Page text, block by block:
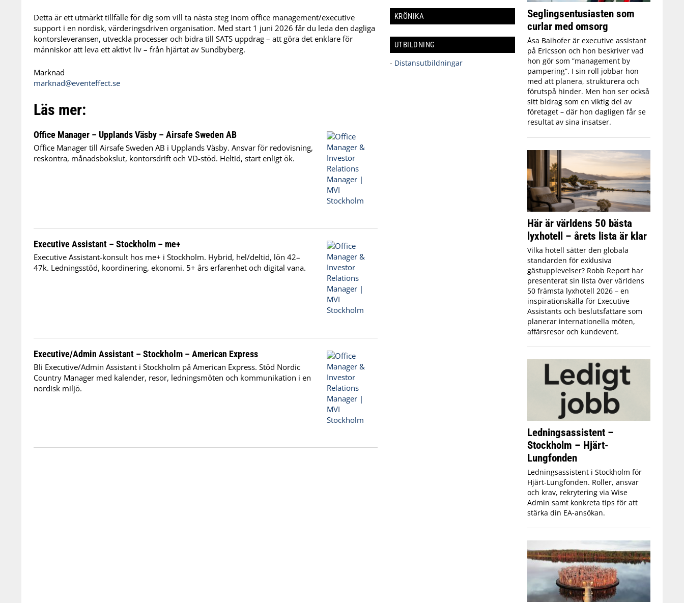
Detta är ett utmärkt tillfälle för dig som vill ta nästa steg inom office management/executive
support i en nordisk, värderingsdriven organisation. Med start 1 juni 2026 får du leda den dagliga
kontorsleveransen, utveckla processer och bidra till SATS uppdrag – att göra det enklare för
människor att leva ett aktivt liv – från hjärtat av Sundbyberg.
Marknad
marknad@eventeffect.se
Läs mer:
Office Manager – Upplands Väsby – Airsafe Sweden AB
Office Manager till Airsafe Sweden AB i Upplands Väsby. Ansvar för redovisning,
reskontra, månadsbokslut, kontorsdrift och VD-stöd. Heltid, start enligt ök.
Executive Assistant – Stockholm – me+
Executive Assistant-konsult hos me+ i Stockholm. Hybrid, hel/deltid, lön 42–
47k. Ledningsstöd, koordinering, ekonomi. 5+ års erfarenhet och digital vana.
Executive/Admin Assistant – Stockholm – American Express
Bli Executive/Admin Assistant i Stockholm på American Express. Stöd Nordic
Country Manager med kalender, resor, ledningsmöten och kommunikation i en
nordisk miljö.
KRÖNIKA
UTBILDNING
- Distansutbildningar
Seglingsentusiasten som
curlar med omsorg
Åsa Baihofer är executive assistant
på Ericsson och hon beskriver vad
hon gör som ”management by
pampering”. I sin roll jobbar hon
med att planera, strukturera och
förutspå hinder. Men hon ser också
sitt bidrag som en viktig del av
företaget – där hon dagligen får se
resultat av sina insatser.
Här är världens 50 bästa
lyxhotell – årets lista är klar
Vilka hotell sätter den globala
standarden för exklusiva
gästupplevelser? Robb Report har
presenterat sin lista över världens
50 främsta lyxhotell 2026 – en
inspirationskälla för Executive
Assistants och beslutsfattare som
planerar internationella möten,
affärsresor och kundevent.
Ledningsassistent –
Stockholm – Hjärt-
Lungfonden
Ledningsassistent i Stockholm för
Hjärt-Lungfonden. Roller, ansvar
och krav, rekrytering via Wise
Admin samt konkreta tips för att
stärka din EA-ansökan.